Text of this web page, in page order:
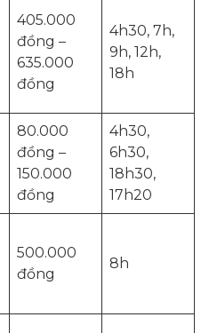
405.000
đồng –
635.000
đồng
4h30, 7h,
9h, 12h,
18h
80.000
đồng –
150.000
đồng
4h30,
6h30,
18h30,
17h20
500.000
đồng
8h